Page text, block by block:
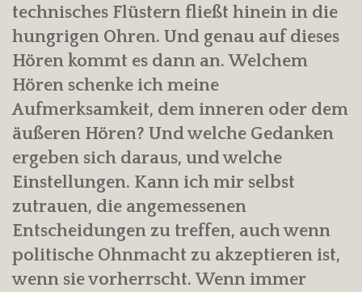
technisches Flüstern fließt hinein in die
hungrigen Ohren. Und genau auf dieses
Hören kommt es dann an. Welchem
Hören schenke ich meine
Aufmerksamkeit, dem inneren oder dem
äußeren Hören? Und welche Gedanken
ergeben sich daraus, und welche
Einstellungen. Kann ich mir selbst
zutrauen, die angemessenen
Entscheidungen zu treffen, auch wenn
politische Ohnmacht zu akzeptieren ist,
wenn sie vorherrscht. Wenn immer